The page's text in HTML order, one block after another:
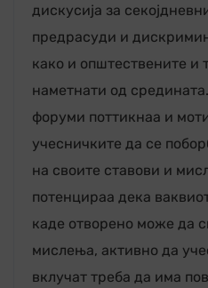
дискусија за
предрасуди и
како и општествените и
наметнати од
форуми поттикнаа и
учесничките да се
на своите ставови и
потенцираа дека
каде отворено може да
мислења, активно да
вклучат треба да има